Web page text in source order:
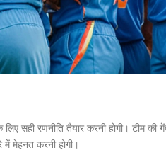
सही रणनीति तैयार करनी होगी। टीम की
मेहनत करनी होगी।